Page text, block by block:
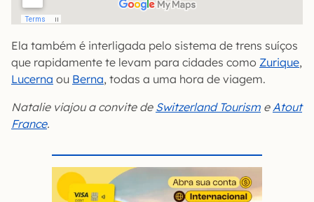
Ela também é interligada pelo sistema de trens suíços
que rapidamente te levam para cidades como Zurique,
Lucerna ou Berna, todas a uma hora de viagem.
Natalie viajou a convite de Switzerland Tourism e Atout
France.